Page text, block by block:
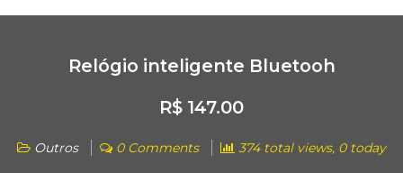
Relógio inteligente Bluetooh
R$ 147.00
Outros 0 Comments 374 total views, 0 today